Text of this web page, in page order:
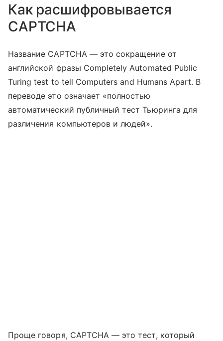
Как расшифровывается
CAPTCHA
Название CAPTCHA — это сокращение от
английской фразы Completely Automated Public
Turing test to tell Computers and Humans Apart. В
переводе это означает «полностью
автоматический публичный тест Тьюринга для
различения компьютеров и людей».
Проще говоря, CAPTCHA — это тест, который